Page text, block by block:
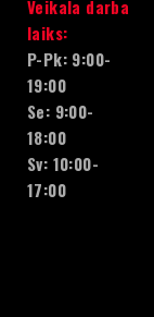
Veikala darba
laiks:
P-Pk: 9:00-
19:00
Se: 9:00-
18:00
Sv: 10:00-
17:00